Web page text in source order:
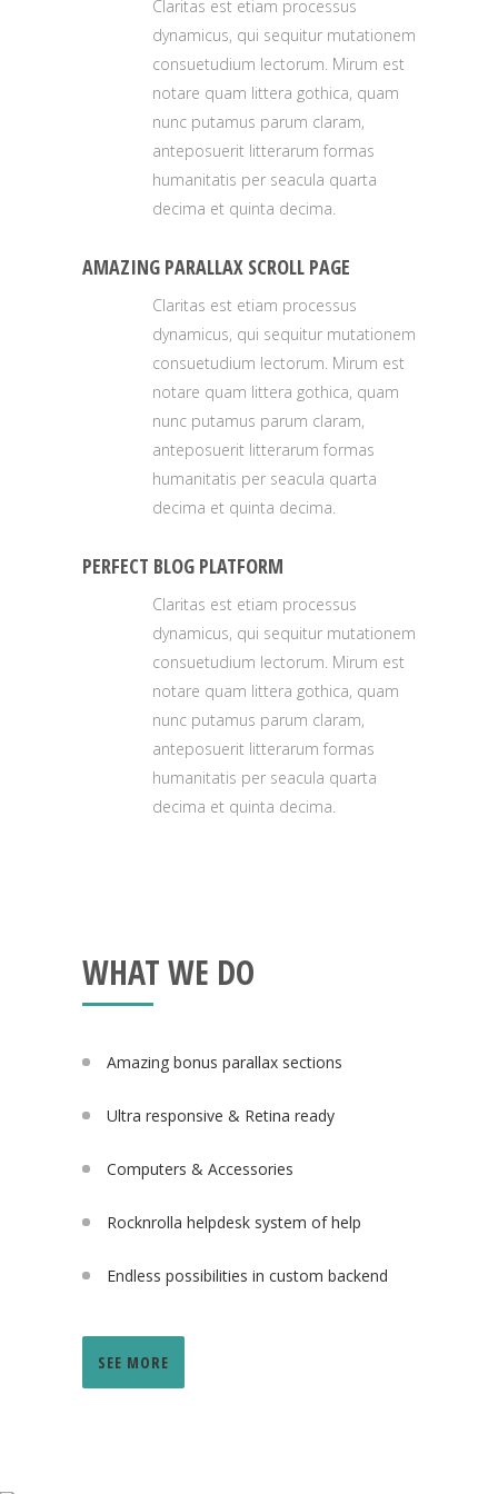
Claritas est etiam processus
dynamicus, qui sequitur mutationem
consuetudium lectorum. Mirum est
notare quam littera gothica, quam
nunc putamus parum claram,
anteposuerit litterarum formas
humanitatis per seacula quarta
decima et quinta decima.
AMAZING PARALLAX SCROLL PAGE
Claritas est etiam processus
dynamicus, qui sequitur mutationem
consuetudium lectorum. Mirum est
notare quam littera gothica, quam
nunc putamus parum claram,
anteposuerit litterarum formas
humanitatis per seacula quarta
decima et quinta decima.
PERFECT BLOG PLATFORM
Claritas est etiam processus
dynamicus, qui sequitur mutationem
consuetudium lectorum. Mirum est
notare quam littera gothica, quam
nunc putamus parum claram,
anteposuerit litterarum formas
humanitatis per seacula quarta
decima et quinta decima.
WHAT WE DO
Amazing bonus parallax sections
Ultra responsive & Retina ready
Computers & Accessories
Rocknrolla helpdesk system of help
Endless possibilities in custom backend
SEE MORE